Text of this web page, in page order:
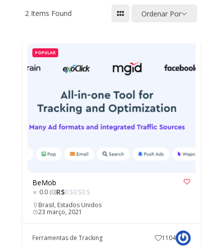
2 Items Found Ordenar Por
POPULAR
BeMob
0.0 (0)R$R$R$R$
Brasil, Estados Unidos
23 março, 2021
Ferramentas de Tracking 1104